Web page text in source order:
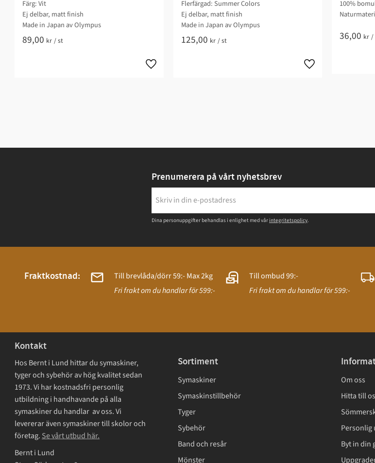
Färg: Vit
Ej delbar, matt finish
Made in Japan av Olympus
89,00 kr /st
Flerfärgad: Summer Colors
Ej delbar, matt finish
Made in Japan av Olympus
125,00 kr /st
100%
36,00 kr /
Prenumerera på vårt nyhetsbrev
Dina personuppgifter behandlas i enlighet med vår integritetspolicy.
Fraktkostnad:
Till brevlåda/dörr 59:- Max 2kg
Fri frakt om du handlar för 599:-
Till ombud 99:-
Fri frakt om du handlar för 599:-
Kontakt
Hos Bernt i Lund hittar du symaskiner,
tyger och sybehör av hög kvalitet sedan
1973. Vi har kostnadsfri personlig
utbildning i handhavande på alla
symaskiner du handlar av oss. Vi
levererar även symaskiner till skolor och
företag. Se vårt utbud här.
Bernt i Lund
Sortiment
Symaskiner
Symaskinstillbehör
Tyger
Sybehör
Band och resår
Mönster
Om oss
Hitta till
Personlig
Byt in din